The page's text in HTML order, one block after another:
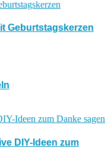
Geburtstagskerzen
DIY-Ideen zum